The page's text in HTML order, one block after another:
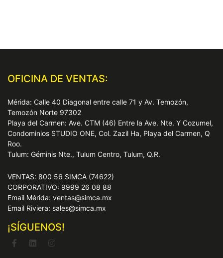
OFICINA DE VENTAS:
Mérida: Calle 40 Diagonal entre calle 71 y Av. Temozón,
Temozón Norte 97302
Playa del Carmen: Ave. CTM (46) Entre la Ave. Nte. Y Cozumel,
Condominios STUDIO ONE, Col. Zazil Ha, Playa del Carmen, Q
Roo.
Tulum: Géminis Nte., Tulum Centro, Tulum, Q.R.
VENTAS: 800 56 SIMCA (74622)
CORPORATIVO: 9999 26 08 88
Email Mérida: ventas@simca.mx
Email Riviera: sales@simca.mx
¡SÍGUENOS!